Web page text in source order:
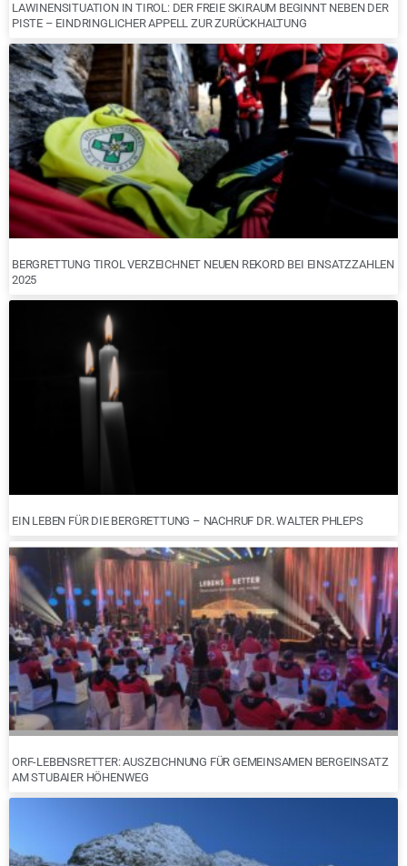
LAWINENSITUATION IN TIROL: DER FREIE SKIRAUM BEGINNT NEBEN DER
PISTE – EINDRINGLICHER APPELL ZUR ZURÜCKHALTUNG
BERGRETTUNG TIROL VERZEICHNET NEUEN REKORD BEI EINSATZZAHLEN
2025
EIN LEBEN FÜR DIE BERGRETTUNG – NACHRUF DR. WALTER PHLEPS
ORF-LEBENSRETTER: AUSZEICHNUNG FÜR GEMEINSAMEN BERGEINSATZ
AM STUBAIER HÖHENWEG